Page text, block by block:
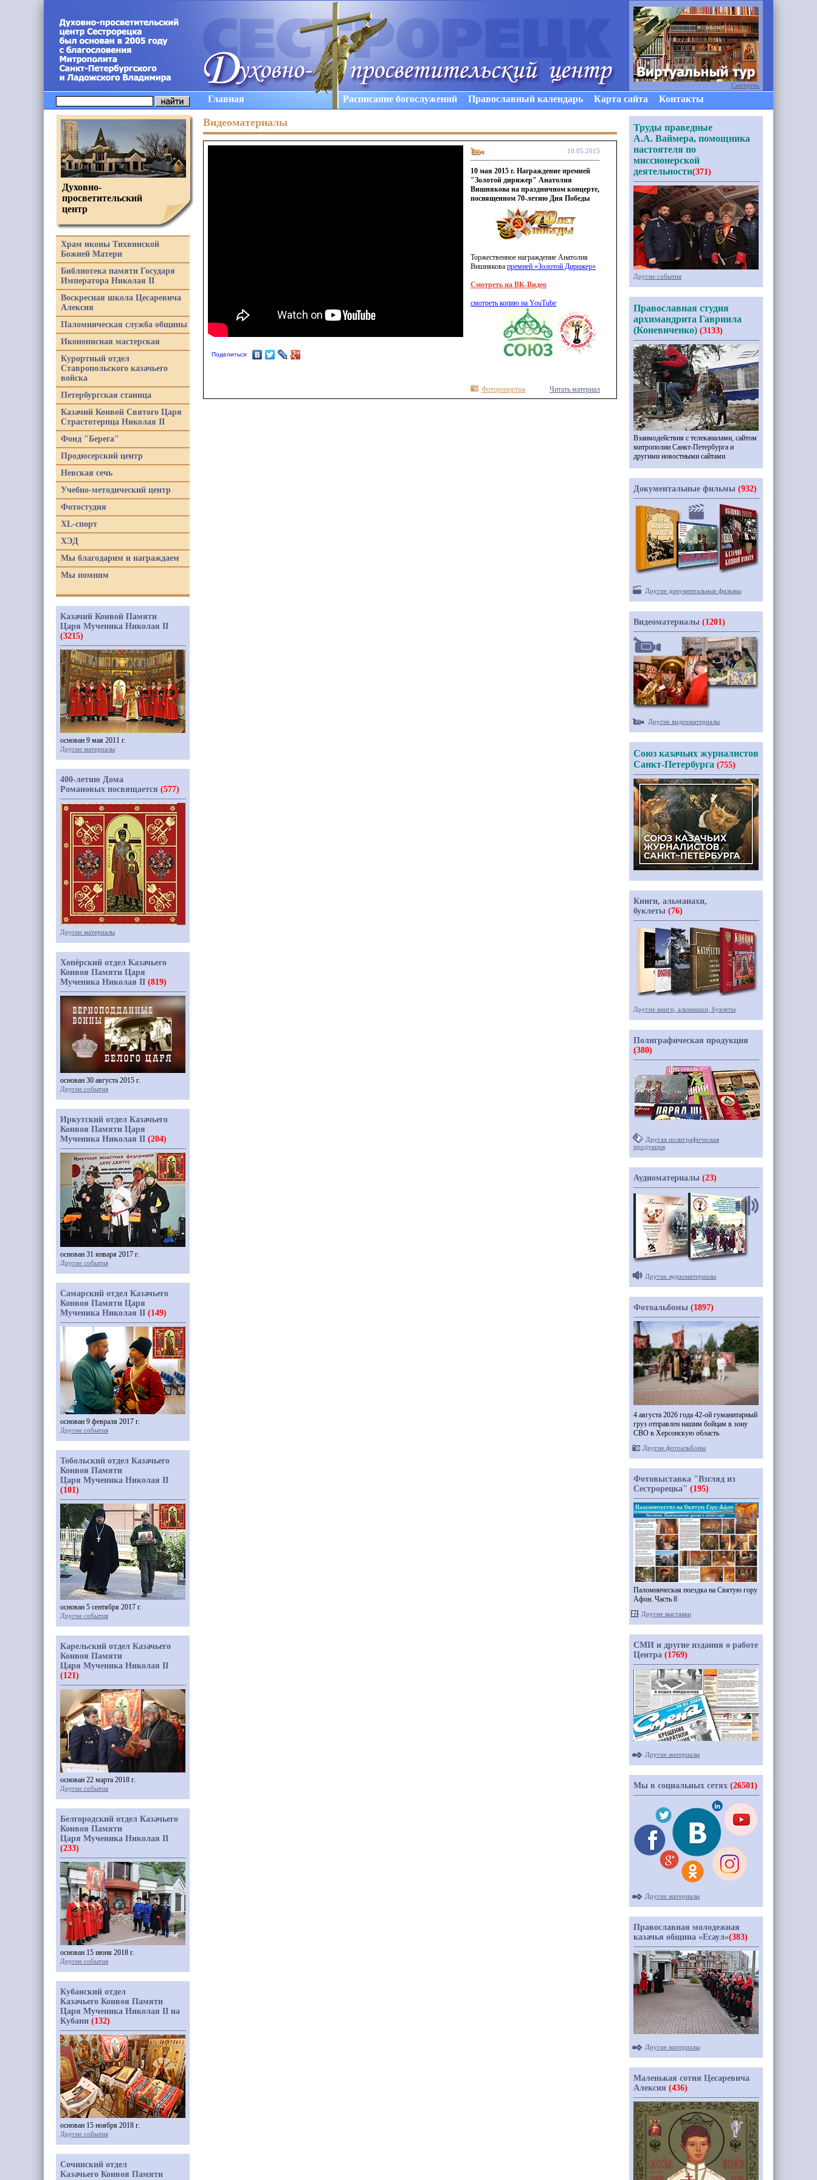
Главная Расписание богослужений Православный календарь Карта сайта Контакты
Видеоматериалы
Поделиться
10.05.2015
10 мая 2015 г. Награждение премией
"Золотой дирижер" Анатолия
Вишнякова на праздничном концерте,
посвященном 70-летию Дня Победы
Торжественное награждение Анатолия
Вишнякова премией «Золотой Дирижер»
Смотреть на ВК-Видео
смотреть копию на YouTube
Фоторепортаж Читать материал
Духовно-
просветительский
центр
Храм иконы Тихвинской
Божией Матери
Библиотека памяти Государя
Императора Николая II
Воскресная школа Цесаревича
Алексия
Паломническая служба общины
Иконописная мастерская
Курортный отдел
Ставропольского казачьего
войска
Петербургская станица
Казачий Конвой Святого Царя
Страстотерпца Николая II
Фонд "Берега"
Продюсерский центр
Невская сечь
Учебно-методический центр
Фотостудия
XL-спорт
ХЭД
Мы благодарим и награждаем
Мы помним
Казачий Конвой Памяти
Царя Мученика Николая II
(3215)
основан 9 мая 2011 г.
Другие материалы
400-летию Дома
Романовых посвящается (577)
Другие материалы
Хопёрский отдел Казачьего
Конвоя Памяти Царя
Мученика Николая II (819)
основан 30 августа 2015 г.
Другие события
Иркутский отдел Казачьего
Конвоя Памяти Царя
Мученика Николая II (204)
основан 31 января 2017 г.
Другие события
Самарский отдел Казачьего
Конвоя Памяти Царя
Мученика Николая II (149)
основан 9 февраля 2017 г.
Другие события
Тобольский отдел Казачьего
Конвоя Памяти
Царя Мученика Николая II
(101)
основан 5 сентября 2017 г.
Другие события
Карельский отдел Казачьего
Конвоя Памяти
Царя Мученика Николая II
(121)
основан 22 марта 2018 г.
Другие события
Белгородский отдел Казачьего
Конвоя Памяти
Царя Мученика Николая II
(233)
основан 15 июня 2018 г.
Другие события
Кубанский отдел
Казачьего Конвоя Памяти
Царя Мученика Николая II на
Кубани (132)
основан 15 ноября 2018 г.
Другие события
Сочинский отдел
Казачьего Конвоя Памяти
Смотреть
Труды праведные
А.А. Ваймера, помощника
настоятеля по
миссионерской
деятельности(371)
Другие события
Православная студия
архимандрита Гавриила
(Коневиченко) (3133)
Взаимодействия с телеканалами, сайтом
митрополии Санкт-Петербурга и
другими новостными сайтами
Документальные фильмы (932)
Другие документальные фильмы
Видеоматериалы (1201)
Другие видеоматериалы
Союз казачьих журналистов
Санкт-Петербурга (755)
Книги, альманахи,
буклеты (76)
Другие книги, альманахи, буклеты
Полиграфическая продукция
(380)
Другая полиграфическая
продукция
Аудиоматериалы (23)
Другие аудиоматериалы
Фотоальбомы (1897)
4 августа 2026 года 42-ой гуманитарный
груз отправлен нашим бойцам в зону
СВО в Херсонскую область
Другие фотоальбомы
Фотовыставка "Взгляд из
Сестрорецка" (195)
Паломническая поездка на Святую гору
Афон. Часть 8
Другие выставки
СМИ и другие издания о работе
Центра (1769)
Другие материалы
Мы в социальных сетях (26501)
Другие материалы
Православная молодежная
казачья община «Есаул»(383)
Другие материалы
Маленькая сотня Цесаревича
Алексия (436)